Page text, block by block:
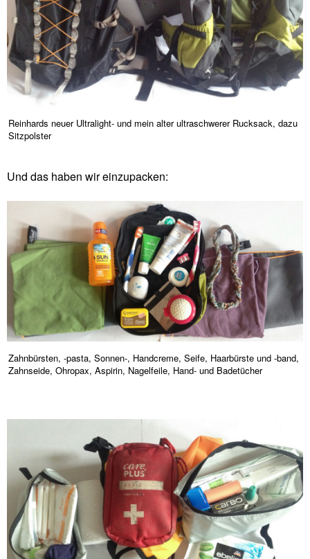
Reinhards neuer Ultralight- und mein alter ultraschwerer Rucksack, dazu
Sitzpolster
Und das haben wir einzupacken:
Zahnbürsten, -pasta, Sonnen-, Handcreme, Seife, Haarbürste und -band,
Zahnseide, Ohropax, Aspirin, Nagelfeile, Hand- und Badetücher